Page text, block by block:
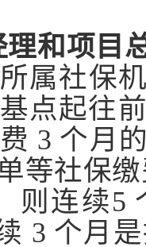
理和项目
属社保
点起往
3 个月
等社保
则连续5
3 个月